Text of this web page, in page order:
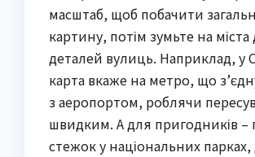
масштаб, щоб побачити
картину, потім зумьте на міста
деталей вулиць. Наприклад, у
карта вкаже на метро, що
з аеропортом, роблячи
швидким. А для пригодників –
стежок у національних парках,